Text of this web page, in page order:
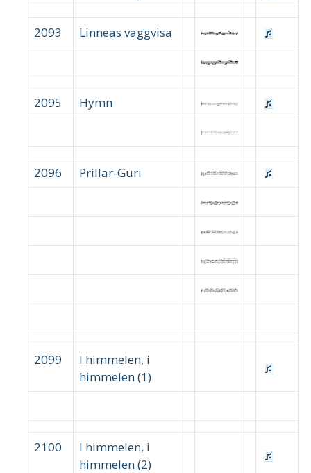
2093 Linneas vaggvisa
2095 Hymn
2096 Prillar-Guri
2099
I himmelen, i
himmelen (1)
2100
I himmelen, i
himmelen (2)